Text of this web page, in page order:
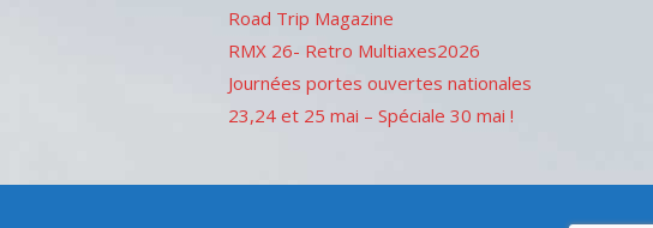
Road Trip Magazine
RMX 26- Retro Multiaxes2026
Journées portes ouvertes nationales
23,24 et 25 mai – Spéciale 30 mai !